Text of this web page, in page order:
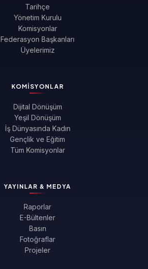
Tarihçe
Yönetim Kurulu
Komisyonlar
Federasyon Başkanları
Üyelerimiz
KOMISYONLAR
Dijital Dönüşüm
Yeşil Dönüşüm
İş Dünyasında Kadın
Gençlik ve Eğitim
Tüm Komisyonlar
YAYINLAR & MEDYA
Raporlar
E-Bültenler
Basın
Fotoğraflar
Projeler